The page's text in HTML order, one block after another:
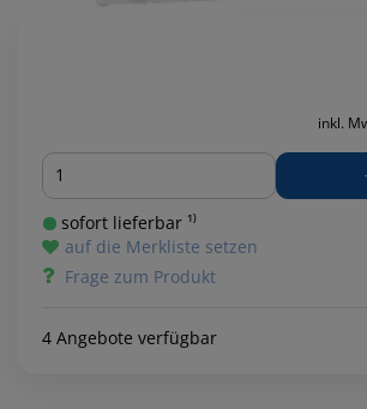
inkl.
Menge
sofort lieferbar ¹⁾
auf die Merkliste setzen
Frage zum Produkt
4 Angebote verfügbar